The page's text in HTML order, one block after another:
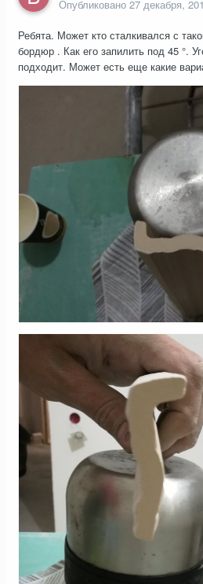
Опубликовано 27 декабря,
Ребята. Может кто сталкивался с
бордюр . Как его запилить под 45 °.
подходит. Может есть еще какие